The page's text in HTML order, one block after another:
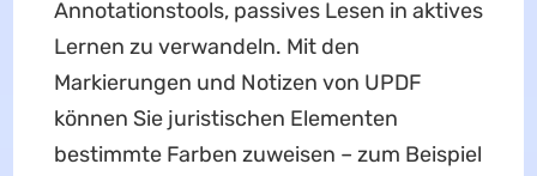
Annotationstools, passives Lesen in aktives
Lernen zu verwandeln. Mit den
Markierungen und Notizen von UPDF
können Sie juristischen Elementen
bestimmte Farben zuweisen – zum Beispiel